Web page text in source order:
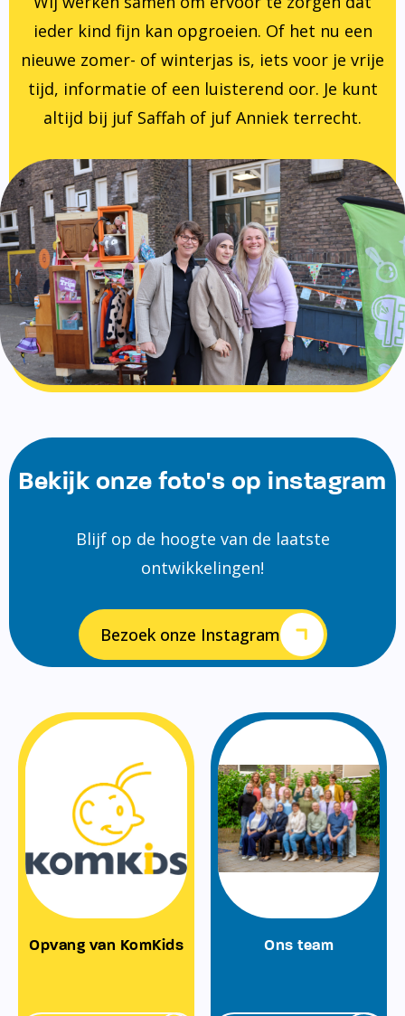
ieder kind fijn kan opgroeien. Of het nu een
nieuwe zomer- of winterjas is, iets voor je vrije
tijd, informatie of een luisterend oor. Je kunt
altijd bij juf Saffah of juf Anniek terrecht.
Bekijk onze foto's op instagram
Blijf op de hoogte van de laatste
ontwikkelingen!
Bezoek onze Instagram
Opvang van KomKids Ons team